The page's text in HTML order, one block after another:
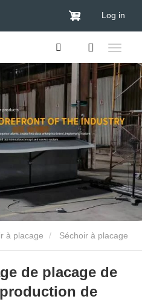
Log in
à placage Séchoir à placage
contreplaqué
de placage de
de